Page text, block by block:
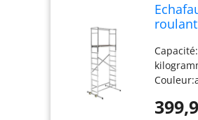
2,5m/
:18 x